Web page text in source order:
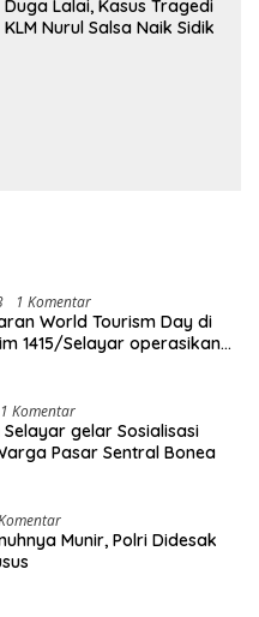
Duga Lalai, Kasus Tragedi
KLM Nurul Salsa Naik Sidik
1 Komentar
World Tourism Day di
1415/Selayar operasikan
1 Komentar
Selayar gelar Sosialisasi
Pasar Sentral Bonea
Munir, Polri Didesak